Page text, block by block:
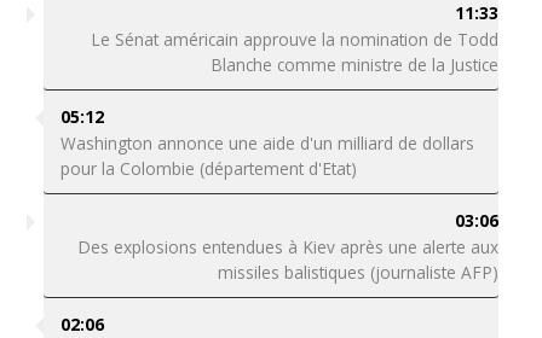
11:33
Le Sénat américain approuve la nomination de Todd
Blanche comme ministre de la Justice
05:12
Washington annonce une aide d'un milliard de dollars
pour la Colombie (département d'Etat)
03:06
Des explosions entendues à Kiev après une alerte aux
missiles balistiques (journaliste AFP)
02:06